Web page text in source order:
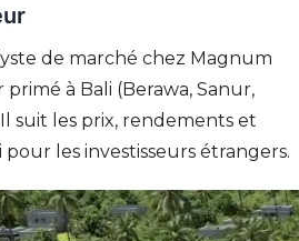
de marché chez Magnum
à Bali (Berawa, Sanur,
Il suit les prix, rendements et
les investisseurs étrangers.